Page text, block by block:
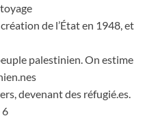
de l’État en 1948, et
palestinien. On estime
devenant des réfugié.es.
6